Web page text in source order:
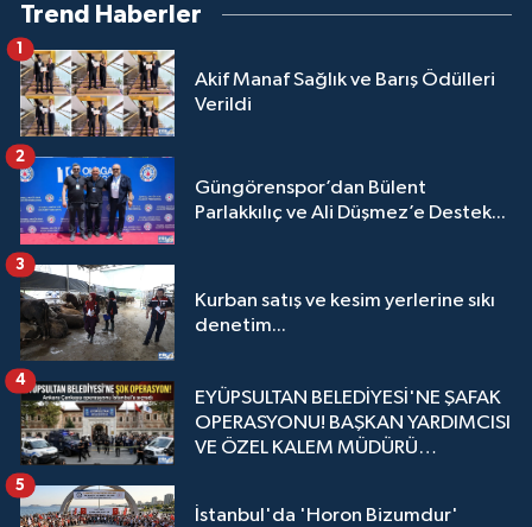
Trend Haberler
Akif Manaf Sağlık ve Barış Ödülleri
Verildi
1
Güngörenspor’dan Bülent
Parlakkılıç ve Ali Düşmez’e Destek...
2
Kurban satış ve kesim yerlerine sıkı
denetim...
3
EYÜPSULTAN BELEDİYESİ'NE ŞAFAK
OPERASYONU! BAŞKAN YARDIMCISI
VE ÖZEL KALEM MÜDÜRÜ
4
İstanbul'da 'Horon Bizumdur'
5